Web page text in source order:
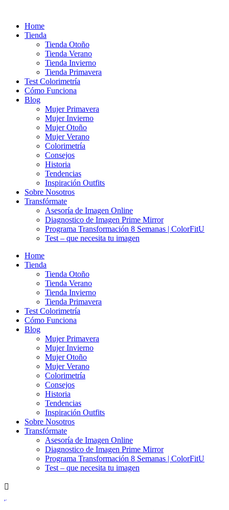
contenidoHome
Tienda
Tienda Otoño
Tienda Verano
Tienda Invierno
Tienda Primavera
Test Colorimetría
Cómo Funciona
Blog
Mujer Primavera
Mujer Invierno
Mujer Otoño
Mujer Verano
Colorimetría
Consejos
Historia
Tendencias
Inspiración Outfits
Sobre Nosotros
Transfórmate
Asesoría de Imagen Online
Diagnostico de Imagen Prime Mirror
Programa Transformación 8 Semanas | ColorFitU
Test – que necesita tu imagen
Home
Tienda
Tienda Otoño
Tienda Verano
Tienda Invierno
Tienda Primavera
Test Colorimetría
Cómo Funciona
Blog
Mujer Primavera
Mujer Invierno
Mujer Otoño
Mujer Verano
Colorimetría
Consejos
Historia
Tendencias
Inspiración Outfits
Sobre Nosotros
Transfórmate
Asesoría de Imagen Online
Diagnostico de Imagen Prime Mirror
Programa Transformación 8 Semanas | ColorFitU
Test – que necesita tu imagen